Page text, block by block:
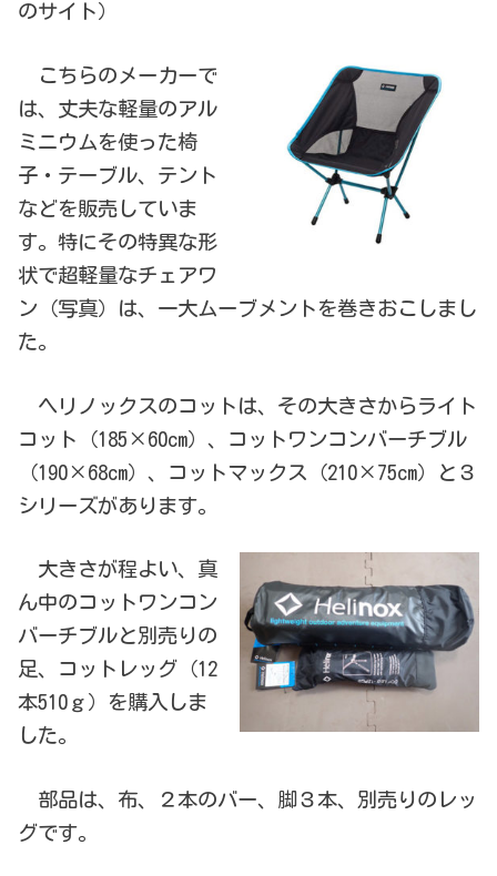
のサイト）
こちらのメーカーで
は、丈夫な軽量のアル
ミニウムを使った椅
子・テーブル、テント
などを販売していま
す。特にその特異な形
状で超軽量なチェアワ
ン（写真）は、一大ムーブメントを巻きおこしまし
た。
ヘリノックスのコットは、その大きさからライト
コット（185×60cm）、コットワンコンバーチブル
（190×68cm）、コットマックス（210×75cm）と３
シリーズがあります。
大きさが程よい、真
ん中のコットワンコン
バーチブルと別売りの
足、コットレッグ（12
本510ｇ）を購入しま
した。
部品は、布、２本のバー、脚３本、別売りのレッ
グです。